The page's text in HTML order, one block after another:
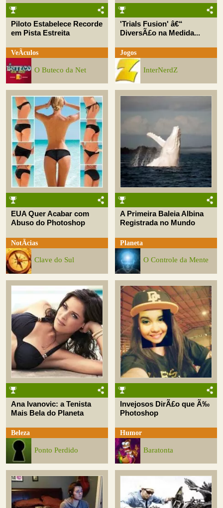
Piloto Estabelece Recorde
em Pista Estreita
VeÃ­culos
O Buteco da Net
'Trials Fusion' â€“
DiversÃ£o na Medida...
Jogos
InterNerdZ
EUA Quer Acabar com
Abuso do Photoshop
NotÃ­cias
Clave do Sul
A Primeira Baleia Albina
Registrada no Mundo
Planeta
O Controle da Mente
Ana Ivanovic: a Tenista
Mais Bela do Planeta
Beleza
Ponto Perdido
Invejosos DirÃ£o que Ã‰
Photoshop
Humor
Baratonta